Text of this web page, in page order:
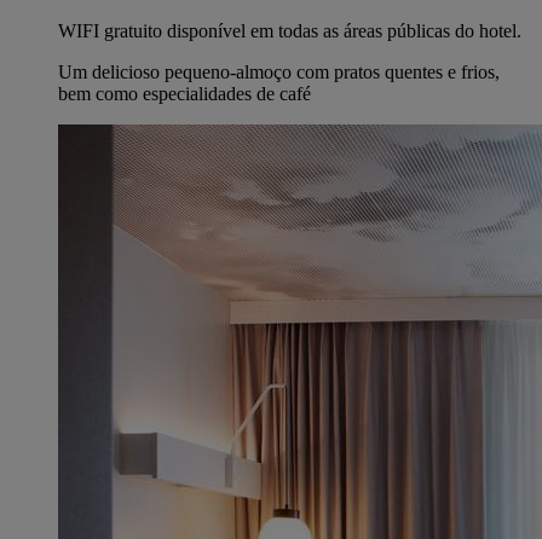
WIFI gratuito disponível em todas as áreas públicas do hotel.
Um delicioso pequeno-almoço com pratos quentes e frios,
bem como especialidades de café